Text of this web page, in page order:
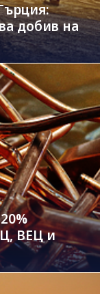
добив на
ВЕЦ и